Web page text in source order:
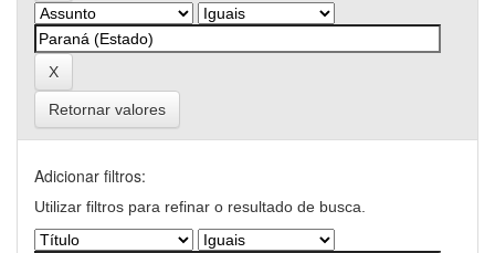
Retornar valores
Adicionar filtros:
Utilizar filtros para refinar o resultado de busca.